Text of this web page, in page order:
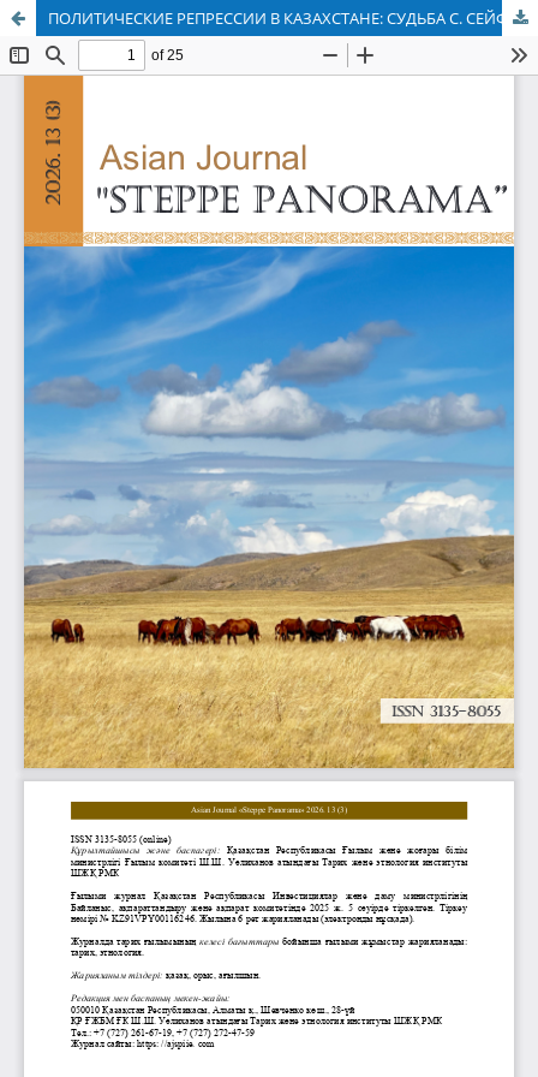
ПОЛИТИЧЕСКИЕ РЕПРЕССИИ В КАЗАХСТАНЕ: СУДЬБА С. СЕЙФУЛЛИНА